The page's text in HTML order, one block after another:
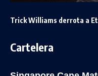
Trick Williams derrota a
Cartelera